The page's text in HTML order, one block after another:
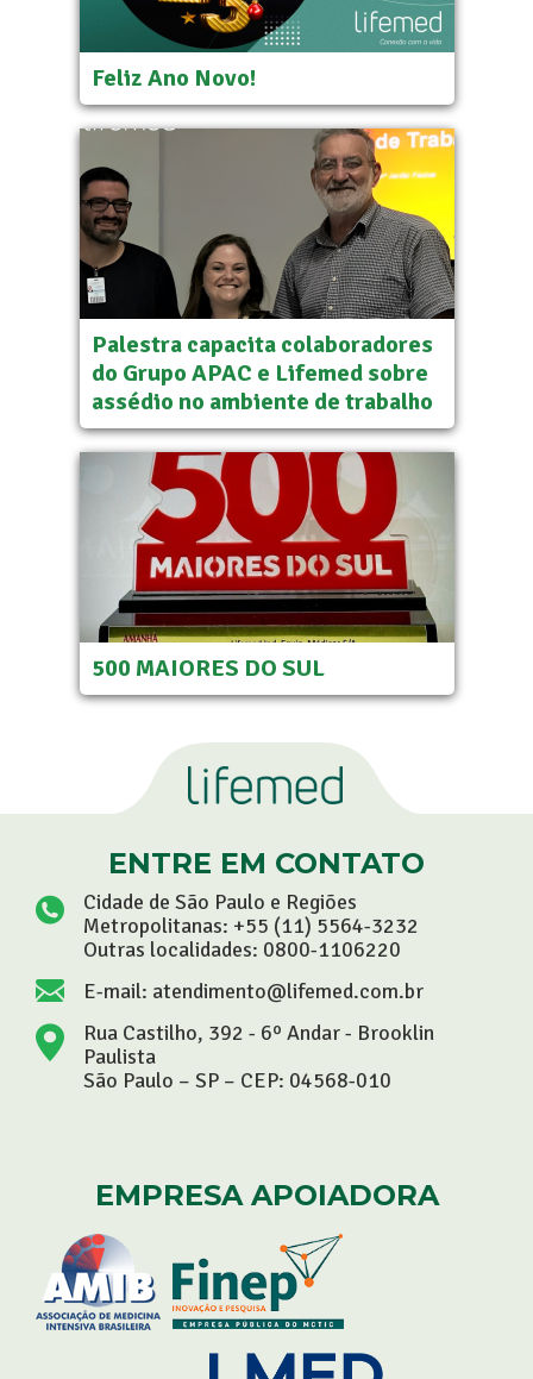
Feliz Ano Novo!
Palestra capacita colaboradores
do Grupo APAC e Lifemed sobre
assédio no ambiente de trabalho
500 MAIORES DO SUL
ENTRE EM CONTATO
Cidade de São Paulo e Regiões
Metropolitanas: +55 (11) 5564-3232
Outras localidades: 0800-1106220
E-mail: atendimento@lifemed.com.br
Rua Castilho, 392 - 6º Andar - Brooklin
Paulista
São Paulo – SP – CEP: 04568-010
EMPRESA APOIADORA